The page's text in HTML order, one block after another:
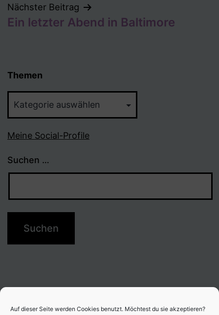
Auf dieser Seite werden Cookies benutzt. Möchtest du sie akzeptieren?
Nächster Beitrag
Ein letzter Abend in Baltimore
Themen
Meine Social-Profile
Suchen …